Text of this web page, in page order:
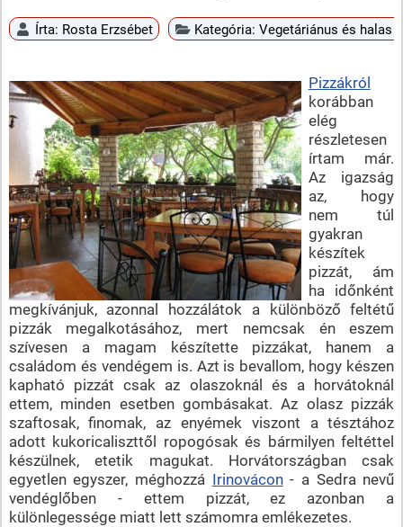
Írta: Rosta Erzsébet Kategória:Vegetáriánus és halas
Pizzákról
korábban
elég
részletesen
írtam már.
Az igazság
az, hogy
nem túl
gyakran
készítek
pizzát, ám
ha időnként
megkívánjuk, azonnal hozzálátok a különböző feltétű
pizzák megalkotásához, mert nemcsak én eszem
szívesen a magam készítette pizzákat, hanem a
családom és vendégem is. Azt is bevallom, hogy készen
kapható pizzát csak az olaszoknál és a horvátoknál
ettem, minden esetben gombásakat. Az olasz pizzák
szaftosak, finomak, az enyémek viszont a tésztához
adott kukoricaliszttől ropogósak és bármilyen feltéttel
készülnek, etetik magukat. Horvátországban csak
egyetlen egyszer, méghozzá Irinovácon- a Sedra nevű
vendéglőben - ettem pizzát, ez azonban a
különlegessége miatt lett számomra emlékezetes.